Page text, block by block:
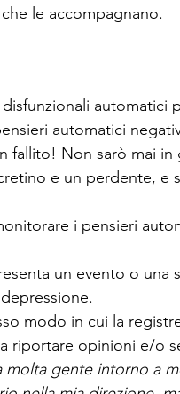
le accompagnano.
automatici
automatici
fallito! Non sarò mai in
e un perdente, e
i pensieri
un evento o una
modo in cui la
riportare opinioni e/o
molta gente intorno a